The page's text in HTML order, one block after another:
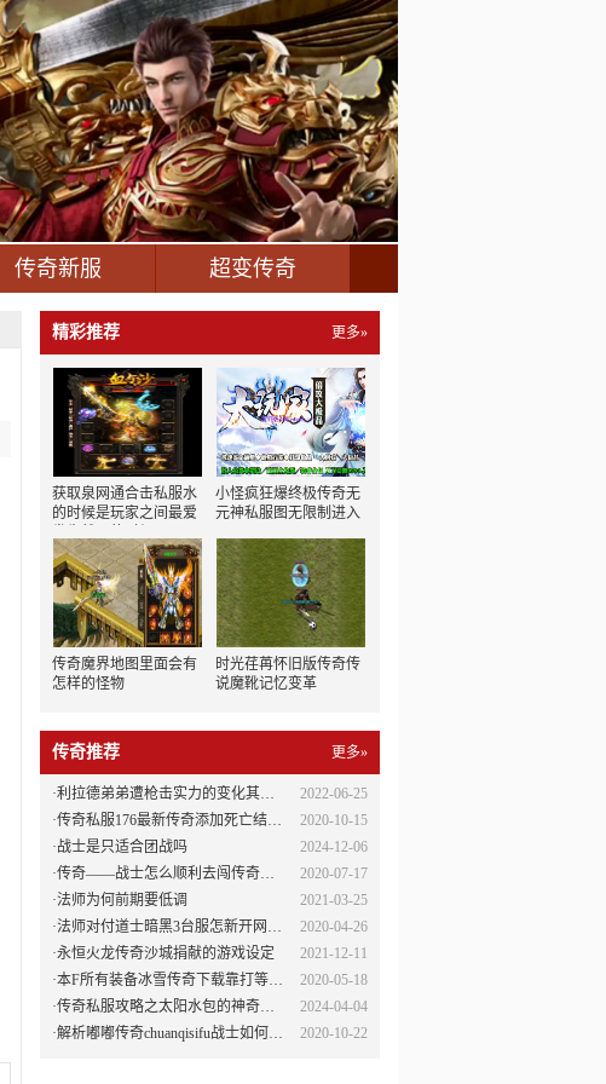
传奇新服 超变传奇
精彩推荐 更多»
获取泉网通合击私服水
的时候是玩家之间最爱
小怪疯狂爆终极传奇无
元神私服图无限制进入
传奇魔界地图里面会有
怎样的怪物
时光荏苒怀旧版传奇传
说魔靴记忆变革
传奇推荐 更多»
2022-06-25
·利拉德弟弟遭枪击实力的变化其实是人物转生带来的
2020-10-15
·传奇私服176最新传奇添加死亡结界地图玩法攻略
2024-12-06
·战士是只适合团战吗
2020-07-17
·传奇——战士怎么顺利去闯传奇私服刷元宝荡
2021-03-25
·法师为何前期要低调
2020-04-26
·法师对付道士暗黑3台服怎新开网通传奇sf么玩的方式有很大的几率获胜
2021-12-11
·永恒火龙传奇沙城捐献的游戏设定
2020-05-18
·本F所有装备冰雪传奇下载靠打等级好升地图免费进入
2024-04-04
·传奇私服攻略之太阳水包的神奇用途
2020-10-22
·解析嘟嘟传奇chuanqisifu战士如何PK